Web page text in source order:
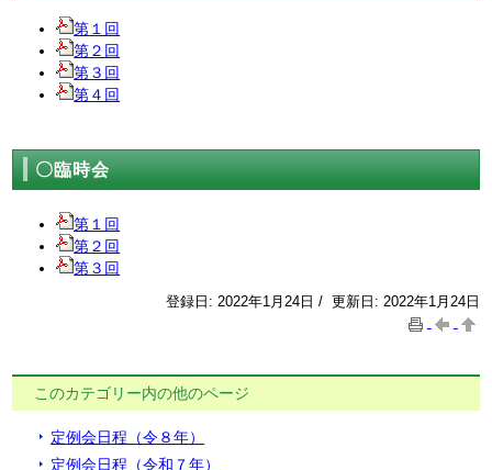
第１回
第２回
第３回
第４回
〇臨時会
第１回
第２回
第３回
登録日: 2022年1月24日 / 更新日: 2022年1月24日
このカテゴリー内の他のページ
定例会日程（令８年）
定例会日程（令和７年）